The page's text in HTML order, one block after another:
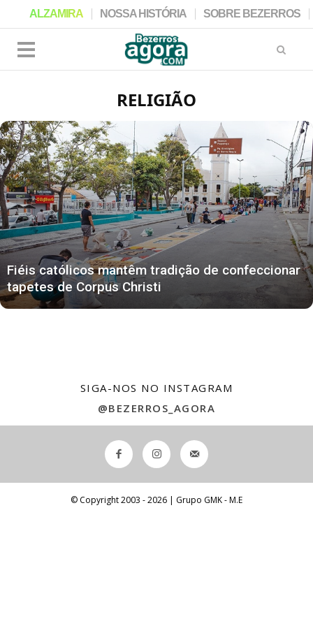
RELIGIÃO
Fiéis católicos mantêm tradição de confeccionar
tapetes de Corpus Christi
SIGA-NOS NO INSTAGRAM
@BEZERROS_AGORA
© Copyright 2003 -2026 | Grupo GMK - M.E
ALZAMIRA NOSSA HISTÓRIA SOBRE BEZERROS